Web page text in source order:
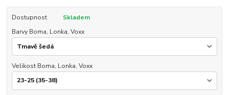
Dostupnost
Skladem
Barvy Boma, Lonka, Voxx
Velikost Boma, Lonka, Voxx